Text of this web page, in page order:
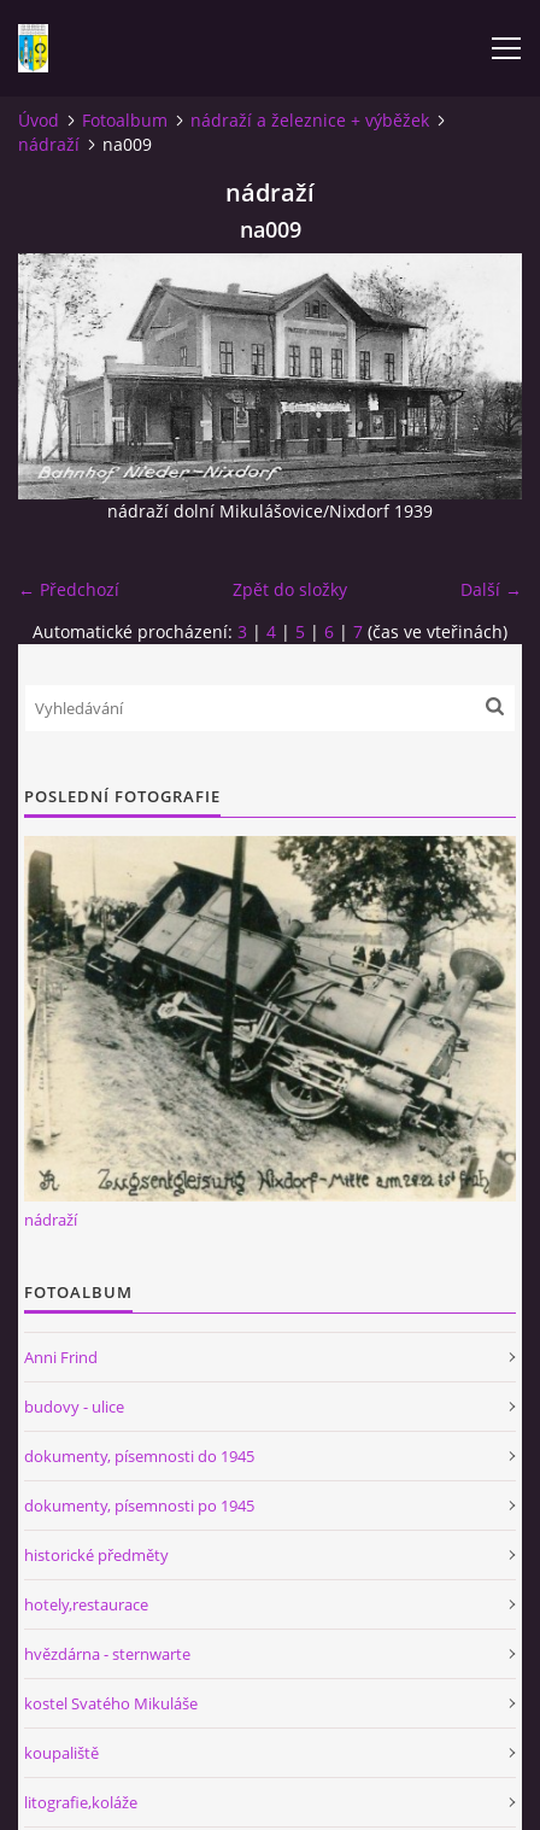
ÚVOD
FOTOALBUM
KOMENTÁŘE
KONTAKT
KNIHA MIKULÁŠOVICE - NIXDORF
Úvod Fotoalbum
nádraží a železnice + výběžek
nádraží
na009
nádraží
na009
nádraží dolní Mikulášovice/Nixdorf 1939
← Předchozí Další →
Zpět do složky
Automatické procházení: 3 | 4 | 5 | 6 | 7 (čas ve vteřinách)
POSLEDNÍ FOTOGRAFIE
nádraží
FOTOALBUM
Anni Frind
budovy - ulice
dokumenty, písemnosti do 1945
dokumenty, písemnosti po 1945
historické předměty
hotely,restaurace
hvězdárna - sternwarte
kostel Svatého Mikuláše
koupaliště
litografie,koláže